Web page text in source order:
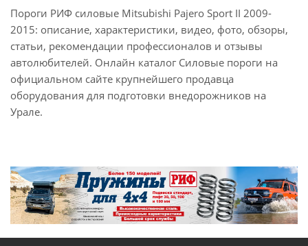
Пороги РИФ силовые Mitsubishi Pajero Sport II 2009-
2015: описание, характеристики, видео, фото, обзоры,
статьи, рекомендации профессионалов и отзывы
автолюбителей. Онлайн каталог Силовые пороги на
официальном сайте крупнейшего продавца
оборудования для подготовки внедорожников на
Урале.